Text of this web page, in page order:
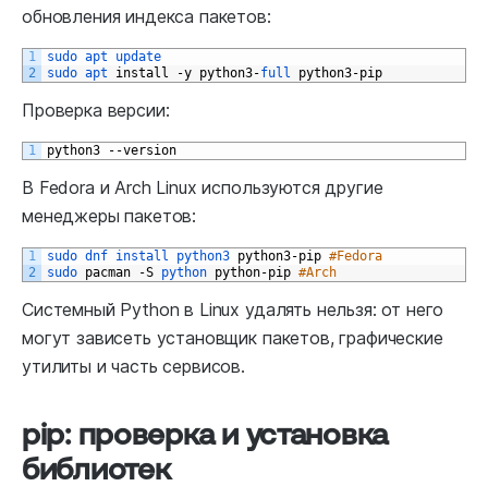
обновления индекса пакетов:
1
2
sudo apt update
sudo apt install -y python3-full python3-pip
Проверка версии:
1 python3 --version
В Fedora и Arch Linux используются другие
менеджеры пакетов:
1
2
sudo dnf install python3 python3-pip #Fedora
sudo pacman -S python python-pip #Arch
Системный Python в Linux удалять нельзя: от него
могут зависеть установщик пакетов, графические
утилиты и часть сервисов.
pip: проверка и установка
библиотек